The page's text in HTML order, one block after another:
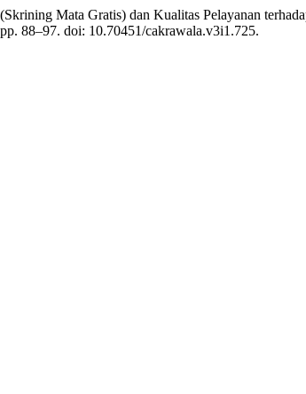
Mata Gratis) dan Kualitas Pelayanan
88–97. doi: 10.70451/cakrawala.v3i1.725.